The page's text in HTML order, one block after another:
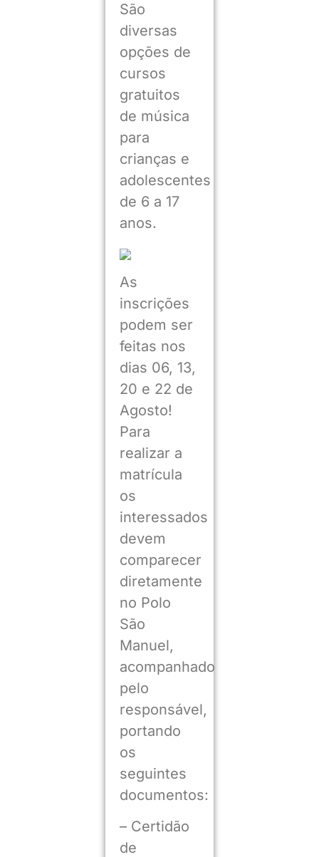
São
diversas
opções de
cursos
gratuitos
de música
para
crianças e
adolescentes
de 6 a 17
anos.
As
inscrições
podem ser
feitas nos
dias 06, 13,
20 e 22 de
Agosto!
Para
realizar a
matrícula
os
interessados
devem
comparecer
diretamente
no Polo
São
Manuel,
acompanhado
pelo
responsável,
portando
os
seguintes
documentos:
– Certidão
de